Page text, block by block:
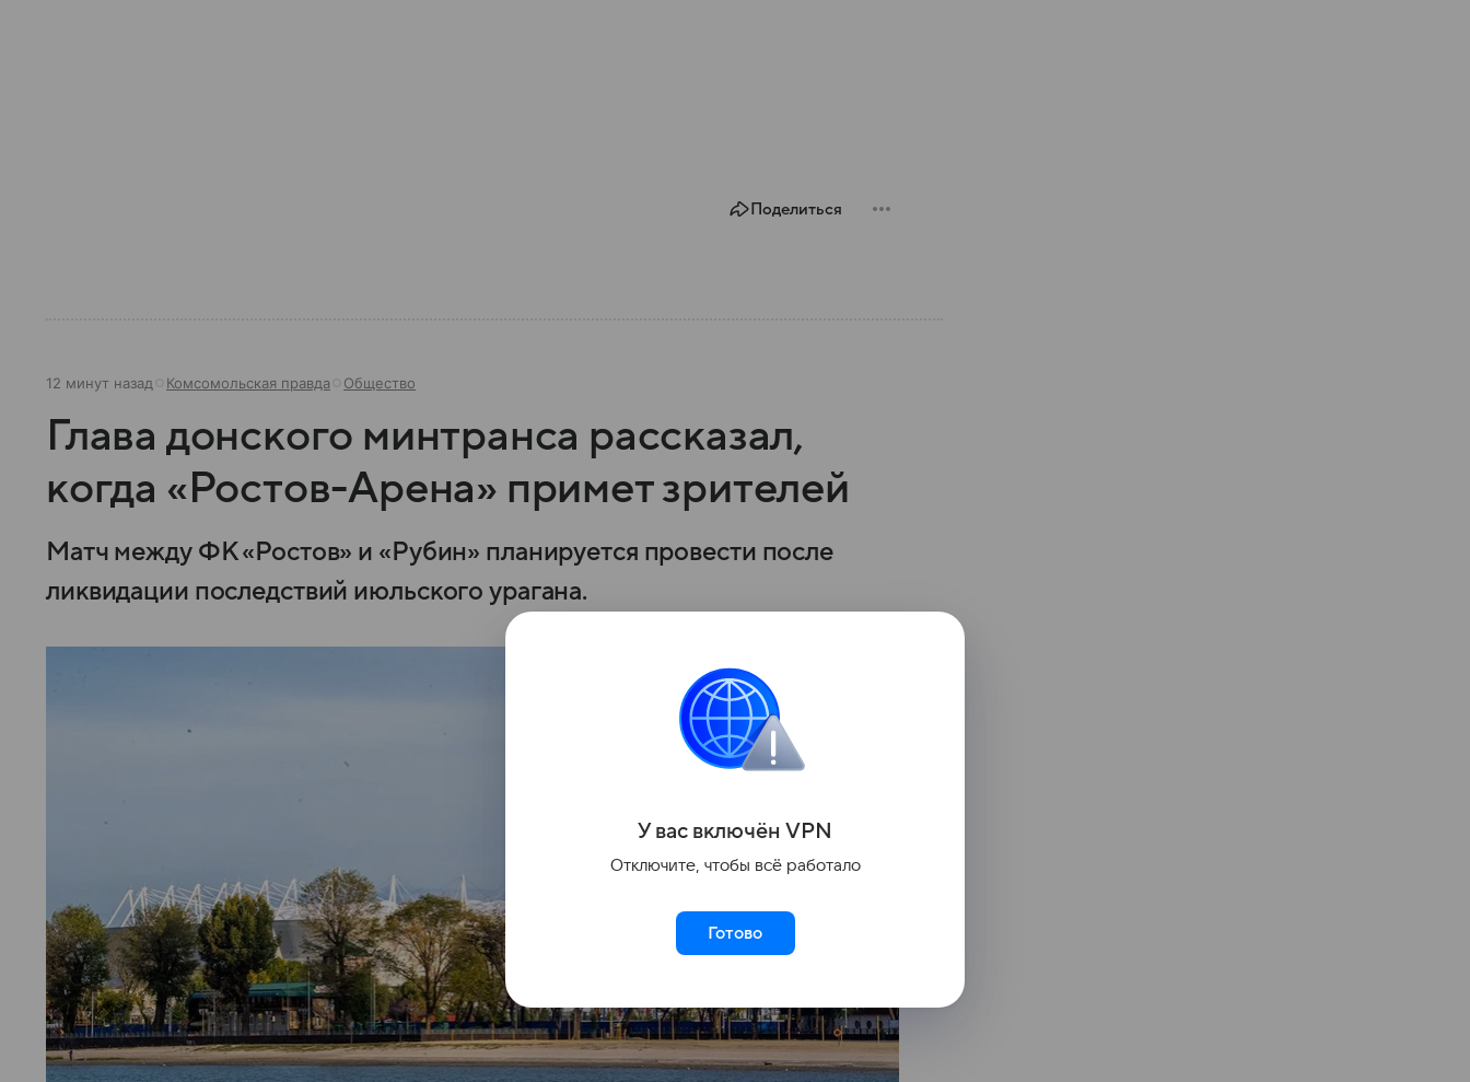
Поделиться
12 минут назад Комсомольская правда Общество
Глава донского минтранса рассказал,
когда «Ростов-Арена» примет зрителей
Матч между ФК «Ростов» и «Рубин» планируется провести после
ликвидации последствий июльского урагана.
У вас включён VPN
Отключите, чтобы всё работало
Готово